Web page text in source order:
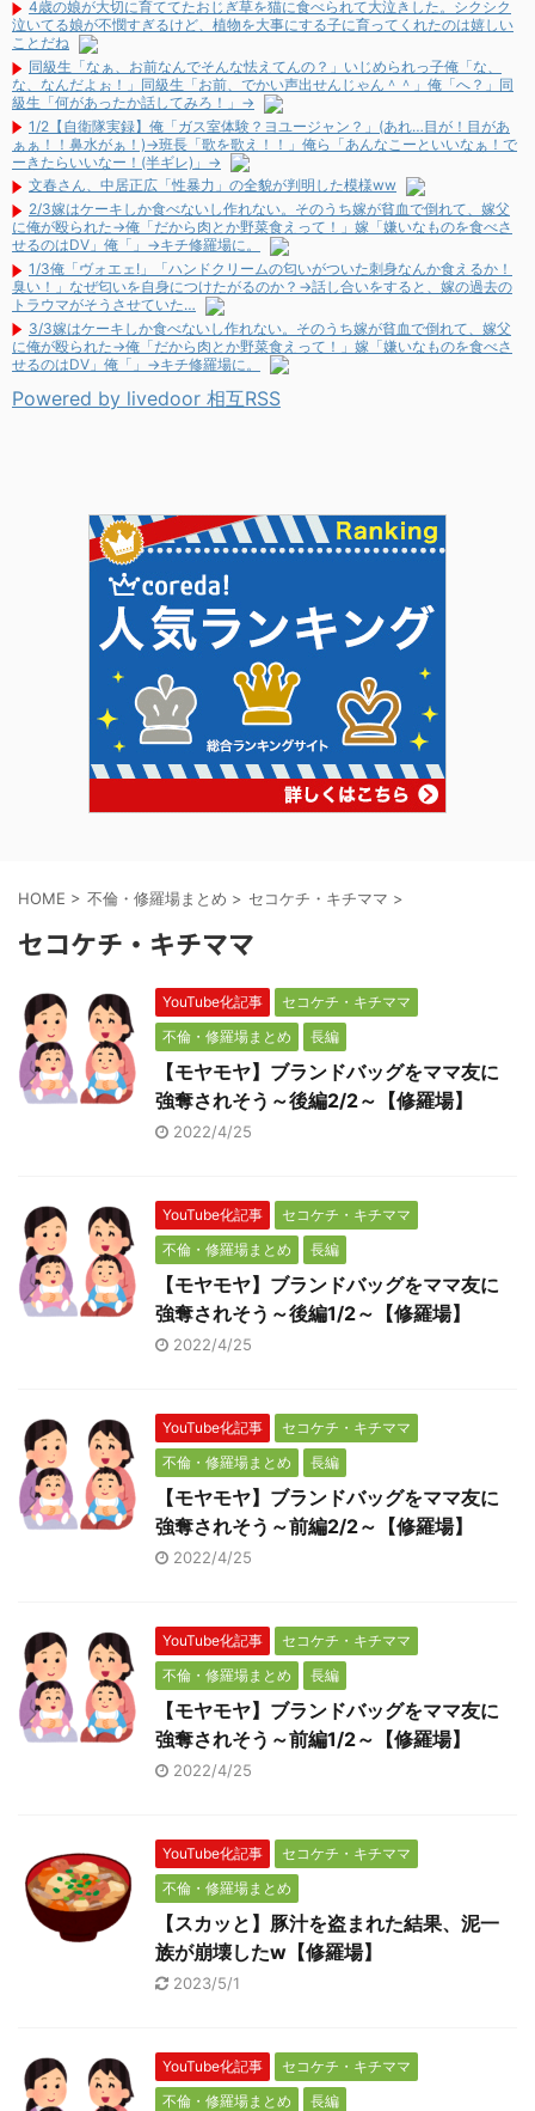
4歳の娘が大切に育ててたおじぎ草を猫に食べられて大泣きした。シクシク
泣いてる娘が不憫すぎるけど、植物を大事にする子に育ってくれたのは嬉しい
ことだね
同級生「なぁ、お前なんでそんな怯えてんの？」いじめられっ子俺「な、
な、なんだよぉ！」同級生「お前、でかい声出せんじゃん＾＾」俺「へ？」同
級生「何があったか話してみろ！」→
1/2【自衛隊実録】俺「ガス室体験？ヨユージャン？」(あれ…目が！目があ
ぁぁ！！鼻水がぁ！)→班長「歌を歌え！！」俺ら「あんなこーといいなぁ！で
ーきたらいいなー！(半ギレ)」→
文春さん、中居正広「性暴力」の全貌が判明した模様ww
2/3嫁はケーキしか食べないし作れない。そのうち嫁が貧血で倒れて、嫁父
に俺が殴られた→俺「だから肉とか野菜食えって！」嫁「嫌いなものを食べさ
せるのはDV」俺「」→キチ修羅場に。
1/3俺「ヴォエェ!」「ハンドクリームの匂いがついた刺身なんか食えるか！
臭い！」なぜ匂いを自身につけたがるのか？→話し合いをすると、嫁の過去の
トラウマがそうさせていた…
3/3嫁はケーキしか食べないし作れない。そのうち嫁が貧血で倒れて、嫁父
に俺が殴られた→俺「だから肉とか野菜食えって！」嫁「嫌いなものを食べさ
せるのはDV」俺「」→キチ修羅場に。
Powered by livedoor 相互RSS
HOME > 不倫・修羅場まとめ > セコケチ・キチママ >
セコケチ・キチママ
YouTube化記事
セコケチ・キチママ
不倫・修羅場まとめ
長編
【モヤモヤ】ブランドバッグをママ友に
強奪されそう～後編2/2～【修羅場】
2022/4/25
YouTube化記事
セコケチ・キチママ
不倫・修羅場まとめ
長編
【モヤモヤ】ブランドバッグをママ友に
強奪されそう～後編1/2～【修羅場】
2022/4/25
YouTube化記事
セコケチ・キチママ
不倫・修羅場まとめ
長編
【モヤモヤ】ブランドバッグをママ友に
強奪されそう～前編2/2～【修羅場】
2022/4/25
YouTube化記事
セコケチ・キチママ
不倫・修羅場まとめ
長編
【モヤモヤ】ブランドバッグをママ友に
強奪されそう～前編1/2～【修羅場】
2022/4/25
YouTube化記事
セコケチ・キチママ
不倫・修羅場まとめ
【スカッと】豚汁を盗まれた結果、泥一
族が崩壊したw【修羅場】
2023/5/1
YouTube化記事
セコケチ・キチママ
不倫・修羅場まとめ
長編